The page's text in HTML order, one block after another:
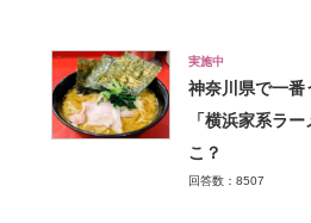
実施中
神奈川県で一番
「横浜家系ラ
こ？
回答数：8507